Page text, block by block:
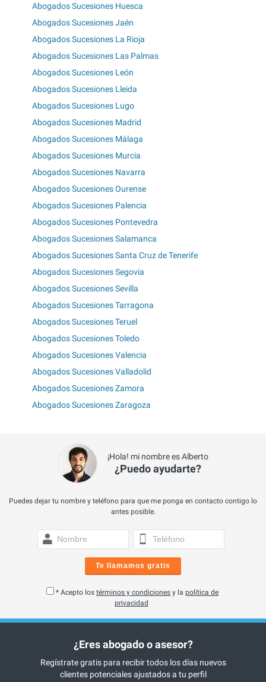
Abogados Sucesiones Huesca
Abogados Sucesiones Jaén
Abogados Sucesiones La Rioja
Abogados Sucesiones Las Palmas
Abogados Sucesiones León
Abogados Sucesiones Lleida
Abogados Sucesiones Lugo
Abogados Sucesiones Madrid
Abogados Sucesiones Málaga
Abogados Sucesiones Murcia
Abogados Sucesiones Navarra
Abogados Sucesiones Ourense
Abogados Sucesiones Palencia
Abogados Sucesiones Pontevedra
Abogados Sucesiones Salamanca
Abogados Sucesiones Santa Cruz de Tenerife
Abogados Sucesiones Segovia
Abogados Sucesiones Sevilla
Abogados Sucesiones Tarragona
Abogados Sucesiones Teruel
Abogados Sucesiones Toledo
Abogados Sucesiones Valencia
Abogados Sucesiones Valladolid
Abogados Sucesiones Zamora
Abogados Sucesiones Zaragoza
¡Hola! mi nombre es Alberto
¿Puedo ayudarte?
Puedes dejar tu nombre y teléfono para que me ponga en contacto contigo lo
antes posible.
Te llamamos gratis
* Acepto los términos y condiciones y la política de
privacidad
¿Eres abogado o asesor?
Regístrate gratis para recibir todos los días nuevos
clientes potenciales ajustados a tu perfil